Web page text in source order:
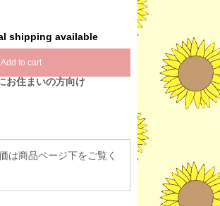
shipping available
Add to cart
お住まいの方向け
は商品ページ下をご覧く